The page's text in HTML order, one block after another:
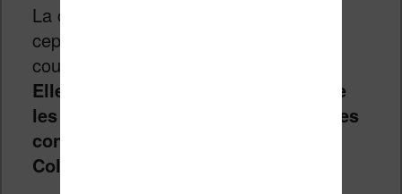
La couleur n’est plus une surprise,
cependant je dois souligner que les
couleurs de cet écran sont excellentes.
Elles sont même plus profondes que
les couleurs affichées par les liseuses
concurrentes comme la Kobo Libra
Colour